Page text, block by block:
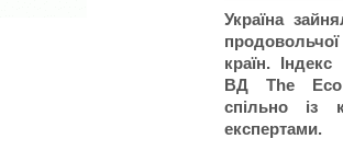
Україна
країн.
ВД The
спільно із
експертами.